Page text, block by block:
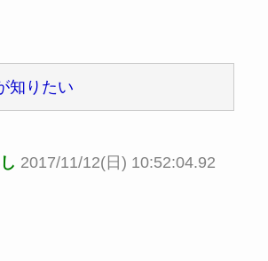
知りたい
2017/11/12(日) 10:52:04.92